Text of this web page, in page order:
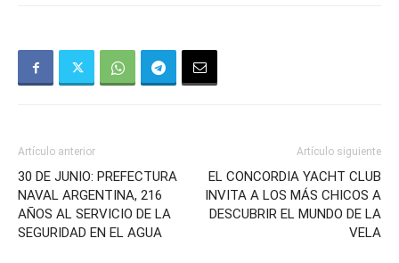
Artículo anterior
30 DE JUNIO: PREFECTURA
NAVAL ARGENTINA, 216
AÑOS AL SERVICIO DE LA
SEGURIDAD EN EL AGUA
Artículo siguiente
EL CONCORDIA YACHT CLUB
INVITA A LOS MÁS CHICOS A
DESCUBRIR EL MUNDO DE LA
VELA